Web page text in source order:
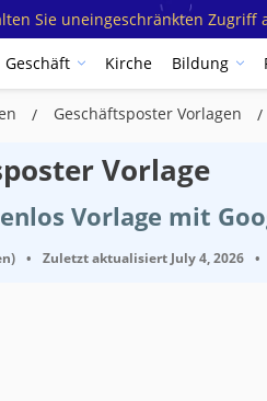
Sie uneingeschränkten Zugriff
Geschäft Kirche Bildung
Geschäftsposter Vorlagen
Vorlage
Vorlage mit
• Zuletzt aktualisiert July 4, 2026 •